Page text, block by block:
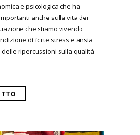
e psicologica che ha
anche sulla vita dei
che stiamo vivendo
di forte stress e ansia
ripercussioni sulla qualità